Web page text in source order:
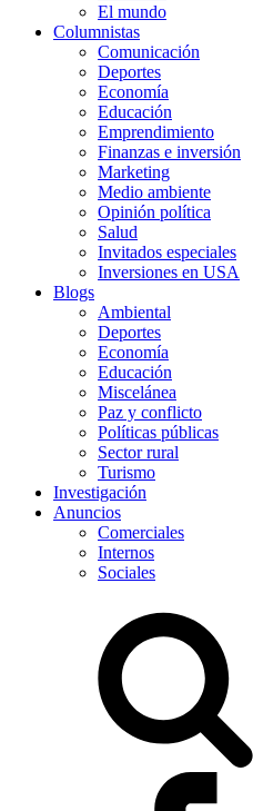
El mundo
Columnistas
Comunicación
Deportes
Economía
Educación
Emprendimiento
Finanzas e inversión
Marketing
Medio ambiente
Opinión política
Salud
Invitados especiales
Inversiones en USA
Blogs
Ambiental
Deportes
Economía
Educación
Miscelánea
Paz y conflicto
Políticas públicas
Sector rural
Turismo
Investigación
Anuncios
Comerciales
Internos
Sociales